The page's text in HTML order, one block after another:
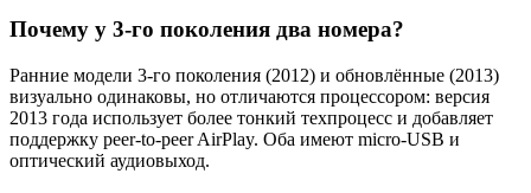
Почему у 3‑го поколения два номера?
Ранние модели 3‑го поколения (2012) и обновлённые (2013)
визуально одинаковы, но отличаются процессором: версия
2013 года использует более тонкий техпроцесс и добавляет
поддержку peer‑to‑peer AirPlay. Оба имеют micro‑USB и
оптический аудиовыход.